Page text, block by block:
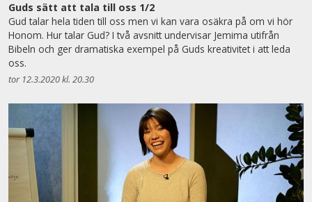
Guds sätt att tala till oss 1/2
Gud talar hela tiden till oss men vi kan vara osäkra på om vi hör
Honom. Hur talar Gud? I två avsnitt undervisar Jemima utifrån
Bibeln och ger dramatiska exempel på Guds kreativitet i att leda
oss.
tor 12.3.2020 kl. 20.30